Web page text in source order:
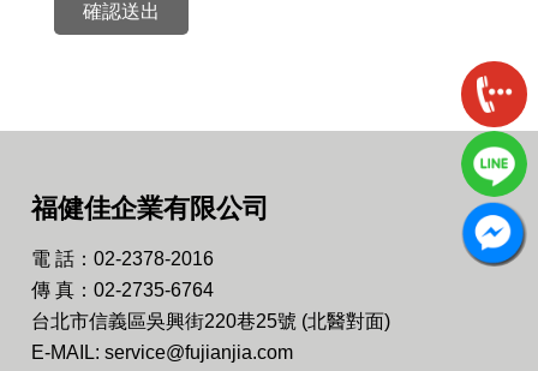
確認送出
福健佳企業有限公司
電 話：02-2378-2016
傳 真：02-2735-6764
台北市信義區吳興街220巷25號 (北醫對面)
E-MAIL: service@fujianjia.com